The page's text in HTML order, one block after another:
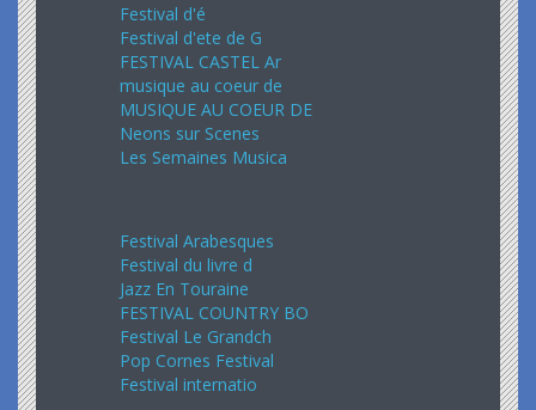
Festival d'é
Festival d'ete de G
FESTIVAL CASTEL Ar
musique au coeur de
MUSIQUE AU COEUR DE
Neons sur Scenes
Les Semaines Musica
Festival Arabesques
Festival du livre d
Jazz En Touraine
FESTIVAL COUNTRY BO
Festival Le Grandch
Pop Cornes Festival
Festival internatio